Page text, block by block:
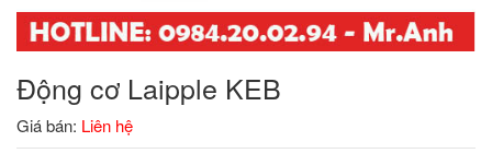
Động cơ Laipple KEB
Giá bán: Liên hệ